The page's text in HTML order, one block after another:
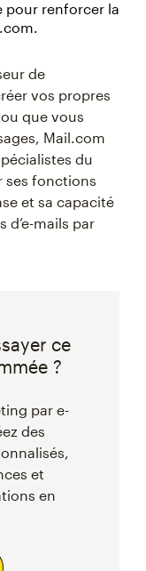
pour renforcer la
de
vos propres
ou que vous
Mail.com
du
ses fonctions
et sa capacité
d’e-mails par
ce
?
par e-
des
et
en